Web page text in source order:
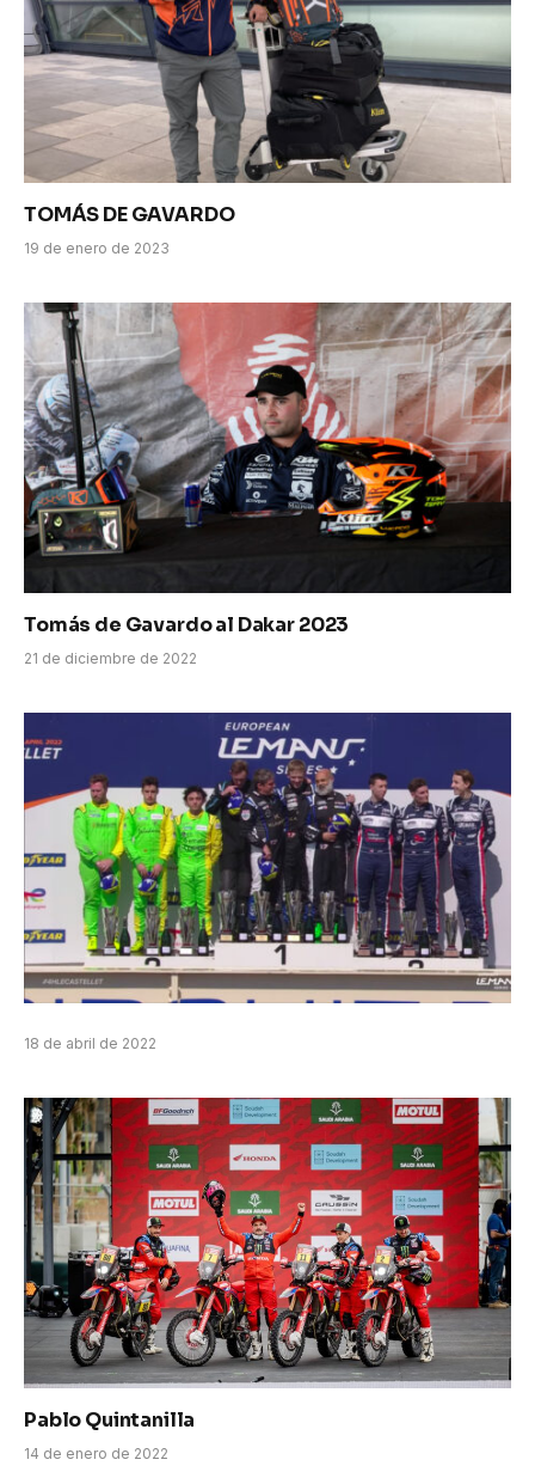
TOMÁS DE GAVARDO
19 de enero de 2023
Tomás de Gavardo al Dakar 2023
21 de diciembre de 2022
18 de abril de 2022
Pablo Quintanilla
14 de enero de 2022